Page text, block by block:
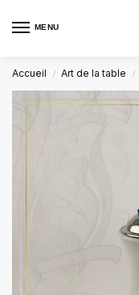
MENU
Accueil / Art de la table /